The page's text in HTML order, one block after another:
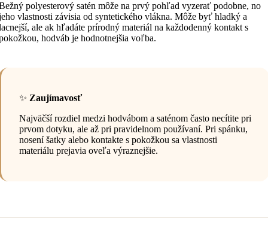
polyesterový satén môže na prvý pohľad vyzerať podobne, no
vlastnosti závisia od syntetického vlákna. Môže byť hladký a
ale ak hľadáte prírodný materiál na každodenný kontakt s
hodváb je hodnotnejšia voľba.
✨ Zaujímavosť
Najväčší rozdiel medzi hodvábom a saténom často necítite pri
prvom dotyku, ale až pri pravidelnom používaní. Pri spánku,
nosení šatky alebo kontakte s pokožkou sa vlastnosti
materiálu prejavia oveľa výraznejšie.